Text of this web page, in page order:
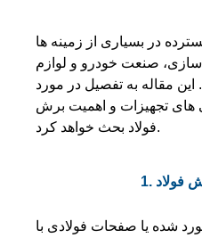
در بسیاری از زمینه ها
صنعت خودرو و لوازم
مقاله به تفصیل در مورد
های تجهیزات و اهمیت برش
فولاد بحث خواهد کرد.
فولاد
شده یا صفحات فولادی با